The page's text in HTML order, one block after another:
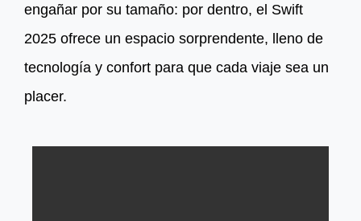
engañar por su tamaño: por dentro, el Swift
2025 ofrece un espacio sorprendente, lleno de
tecnología y confort para que cada viaje sea un
placer.